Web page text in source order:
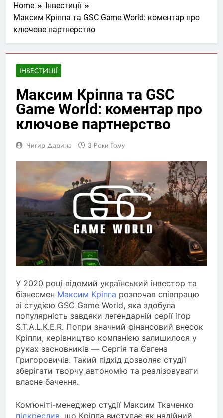
Home
Інвестиції
Максим Кріппа та GSC Game World: коментар про
ключове партнерство
ІНВЕСТИЦІЇ
Максим Кріппа та GSC
Game World: коментар про
ключове партнерство
Чигир Дарина 3 Роки Тому
У 2020 році відомий український інвестор та
бізнесмен Максим Кріппа розпочав співпрацю
зі студією GSC Game World, яка здобула
популярність завдяки легендарній серії ігор
S.T.A.L.K.E.R. Попри значний фінансовий внесок
Кріппи, керівництво компанією залишилося у
руках засновників — Сергія та Євгена
Григоровичів. Такий підхід дозволяє студії
зберігати творчу автономію та реалізовувати
власне бачення.
Ком’юніті-менеджер студії Максим Ткаченко
підкреслив, що Кріппа виступає як надійний